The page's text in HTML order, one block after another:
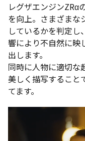
レグザエンジンZRα
を向上。さまざまな
しているかを判定
響により不自然に映
出します。
同時に人物に適切な
美しく描写すること
てます。